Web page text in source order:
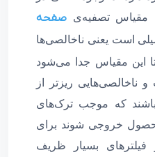
تصفیه‌ی صفحه
120 تا 150 میلی است یعنی ناخالصی‌ها
این مقیاس جدا می‌شود
ریزتر از
که موجب ترک‌های
خروجی شوند برای
بسیار ظریف